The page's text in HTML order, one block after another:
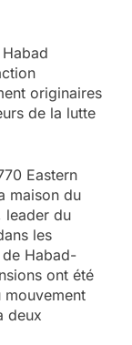
originaires
de la lutte
Eastern
maison du
leader du
les
de Habad-
ont été
deux